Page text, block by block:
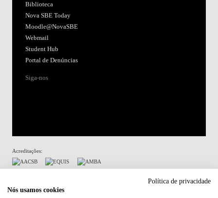
Biblioteca
Nova SBE Today
Moodle@NovaSBE
Webmail
Student Hub
Portal de Denúncias
Siga-nos
Acreditações:
Política de privacidade
Nós usamos cookies